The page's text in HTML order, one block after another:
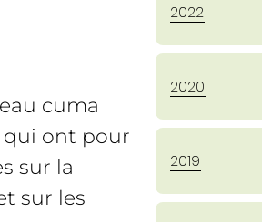
cuma
qui ont pour
sur la
sur les
2022
2020
2019